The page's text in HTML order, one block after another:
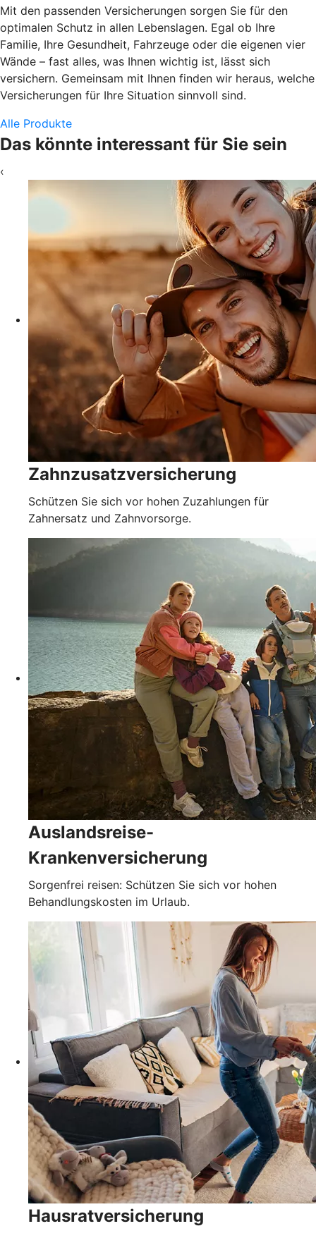
Mit den passenden Versicherungen sorgen Sie für den
optimalen Schutz in allen Lebenslagen. Egal ob Ihre
Familie, Ihre Gesundheit, Fahrzeuge oder die eigenen vier
Wände – fast alles, was Ihnen wichtig ist, lässt sich
versichern. Gemeinsam mit Ihnen finden wir heraus, welche
Versicherungen für Ihre Situation sinnvoll sind.
Alle Produkte
Das könnte interessant für Sie sein
‹
Zahnzusatzversicherung
Schützen Sie sich vor hohen Zuzahlungen für
Zahnersatz und Zahnvorsorge.
Auslandsreise-
Krankenversicherung
Sorgenfrei reisen: Schützen Sie sich vor hohen
Behandlungskosten im Urlaub.
Hausratversicherung